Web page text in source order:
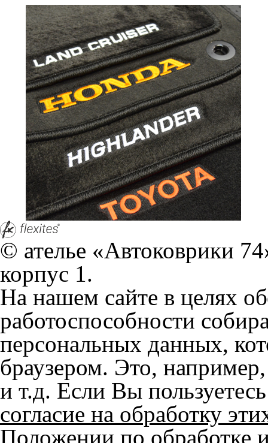
корпус 1.
На нашем сайте в целях
работоспособности
персональных данных,
браузером. Это,
и т.д. Если Вы
согласие на обработку
Положении по
+7 (351) 277 91 67